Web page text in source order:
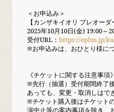
＜お申込み＞
【カンザキイオリ プレオーダ
2025年10月10日(金) 19:00～
受付URL： https://eplus.jp/
※お申込みは、おひとり様に
《チケットに関する注意事項
※先行（抽選）受付期間終了
あっても、変更・取消しはで
※チケット購入後はチケット
演中止等の案内事項を除き、